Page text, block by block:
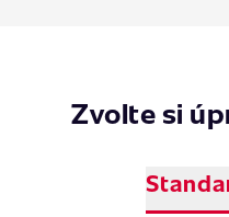
Zvolte si